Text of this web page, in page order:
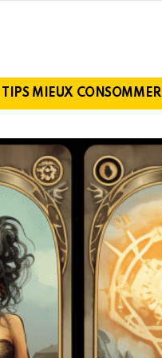
TIPS MIEUX CONSOMMER